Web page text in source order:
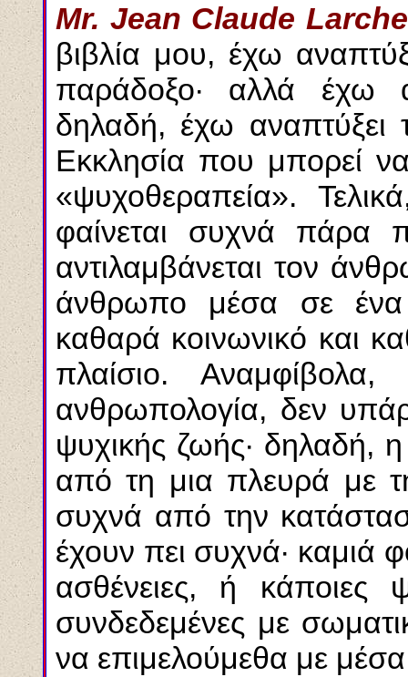
Mr. Jean Claude
βιβλία μου, έχω
παράδοξο· αλλά έχω
δηλαδή, έχω αναπτύξει
Εκκλησία που μπορεί
«ψυχοθεραπεία».
φαίνεται συχνά
αντιλαμβάνεται τον
άνθρωπο μέσα σε ένα
καθαρά κοινωνικό και
πλαίσιο. Αναμφίβολα,
ανθρωπολογία, δεν
ψυχικής ζωής· δηλαδή,
από τη μια πλευρά με
συχνά από την
έχουν πει συχνά· καμιά
ασθένειες, ή κάποιες
συνδεδεμένες με
να επιμελούμεθα με